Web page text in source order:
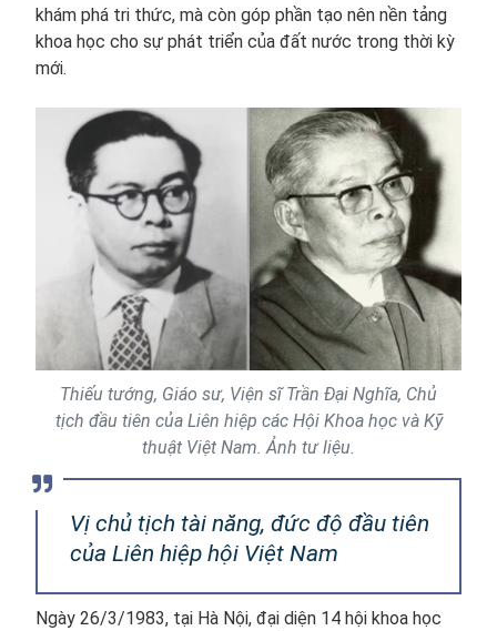
khám phá tri thức, mà còn góp phần tạo nên nền tảng
khoa học cho sự phát triển của đất nước trong thời kỳ
mới.
Thiếu tướng, Giáo sư, Viện sĩ Trần Đại Nghĩa, Chủ
tịch đầu tiên của Liên hiệp các Hội Khoa học và Kỹ
thuật Việt Nam. Ảnh tư liệu.
Vị chủ tịch tài năng, đức độ đầu tiên
của Liên hiệp hội Việt Nam
Ngày 26/3/1983, tại Hà Nội, đại diện 14 hội khoa học